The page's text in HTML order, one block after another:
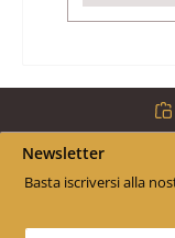
Newsletter
Basta iscriversi alla